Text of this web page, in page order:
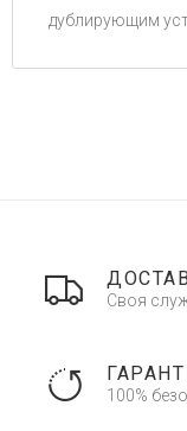
дублирующим
Своя
100%